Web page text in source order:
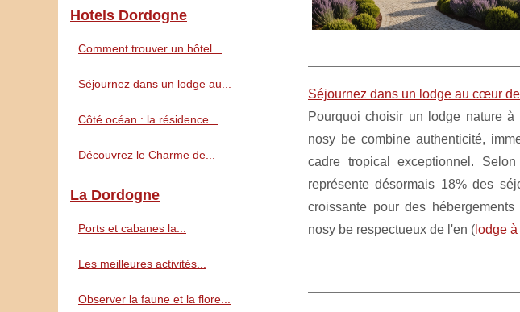
Séjournez dans un lodge au cœur
Pourquoi choisir un lodge nature
nosy be combine authenticité,
cadre tropical exceptionnel.
représente désormais 18% des
croissante pour des
nosy be respectueux de l'en ( lodge
Hotels Dordogne
Comment trouver un hôtel...
Séjournez dans un lodge au...
Côté océan : la résidence...
Découvrez le Charme de...
La Dordogne
Ports et cabanes la...
Les meilleures activités...
Observer la faune et la flore...